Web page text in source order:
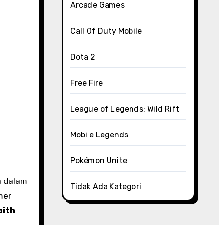
dalam
Arcade Games
Call Of Duty Mobile
Dota 2
Free Fire
League of Legends: Wild Rift
Mobile Legends
Pokémon Unite
Tidak Ada Kategori